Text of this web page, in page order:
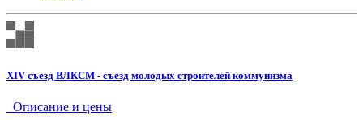
XIV съезд ВЛКСМ - съезд молодых строителей коммунизма
Описание и цены